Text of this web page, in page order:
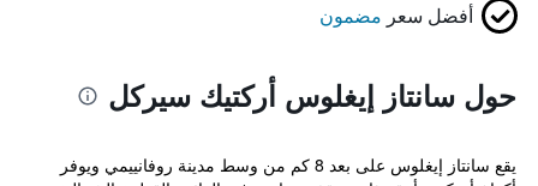
أفضل سعر مضمون
حول سانتاز إيغلوس أركتيك سيركل
يقع سانتاز إيغلوس على بعد 8 كم من وسط مدينة روفانييمي ويوفر